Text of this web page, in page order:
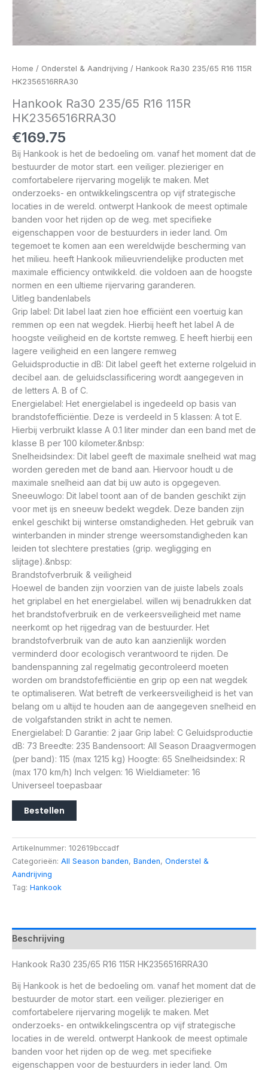
Home / Onderstel & Aandrijving / Hankook Ra30 235/65 R16 115R
HK2356516RRA30
Hankook Ra30 235/65 R16 115R
HK2356516RRA30
€169.75
Bij Hankook is het de bedoeling om. vanaf het moment dat de
bestuurder de motor start. een veiliger. plezieriger en
comfortabelere rijervaring mogelijk te maken. Met
onderzoeks- en ontwikkelingscentra op vijf strategische
locaties in de wereld. ontwerpt Hankook de meest optimale
banden voor het rijden op de weg. met specifieke
eigenschappen voor de bestuurders in ieder land. Om
tegemoet te komen aan een wereldwijde bescherming van
het milieu. heeft Hankook milieuvriendelijke producten met
maximale efficiency ontwikkeld. die voldoen aan de hoogste
normen en een ultieme rijervaring garanderen.
Uitleg bandenlabels
Grip label: Dit label laat zien hoe efficiënt een voertuig kan
remmen op een nat wegdek. Hierbij heeft het label A de
hoogste veiligheid en de kortste remweg. E heeft hierbij een
lagere veiligheid en een langere remweg
Geluidsproductie in dB: Dit label geeft het externe rolgeluid in
decibel aan. de geluidsclassificering wordt aangegeven in
de letters A. B of C.
Energielabel: Het energielabel is ingedeeld op basis van
brandstofefficiëntie. Deze is verdeeld in 5 klassen: A tot E.
Hierbij verbruikt klasse A 0.1 liter minder dan een band met de
klasse B per 100 kilometer.&nbsp:
Snelheidsindex: Dit label geeft de maximale snelheid wat mag
worden gereden met de band aan. Hiervoor houdt u de
maximale snelheid aan dat bij uw auto is opgegeven.
Sneeuwlogo: Dit label toont aan of de banden geschikt zijn
voor met ijs en sneeuw bedekt wegdek. Deze banden zijn
enkel geschikt bij winterse omstandigheden. Het gebruik van
winterbanden in minder strenge weersomstandigheden kan
leiden tot slechtere prestaties (grip. wegligging en
slijtage).&nbsp:
Brandstofverbruik & veiligheid
Hoewel de banden zijn voorzien van de juiste labels zoals
het griplabel en het energielabel. willen wij benadrukken dat
het brandstofverbruik en de verkeersveiligheid met name
neerkomt op het rijgedrag van de bestuurder. Het
brandstofverbruik van de auto kan aanzienlijk worden
verminderd door ecologisch verantwoord te rijden. De
bandenspanning zal regelmatig gecontroleerd moeten
worden om brandstofefficiëntie en grip op een nat wegdek
te optimaliseren. Wat betreft de verkeersveiligheid is het van
belang om u altijd te houden aan de aangegeven snelheid en
de volgafstanden strikt in acht te nemen.
Energielabel: D Garantie: 2 jaar Grip label: C Geluidsproductie
dB: 73 Breedte: 235 Bandensoort: All Season Draagvermogen
(per band): 115 (max 1215 kg) Hoogte: 65 Snelheidsindex: R
(max 170 km/h) Inch velgen: 16 Wieldiameter: 16
Universeel toepasbaar
Bestellen
Artikelnummer: 102619bccadf
Categorieën: All Season banden, Banden, Onderstel &
Aandrijving
Tag: Hankook
Beschrijving
Hankook Ra30 235/65 R16 115R HK2356516RRA30
Bij Hankook is het de bedoeling om. vanaf het moment dat de
bestuurder de motor start. een veiliger. plezieriger en
comfortabelere rijervaring mogelijk te maken. Met
onderzoeks- en ontwikkelingscentra op vijf strategische
locaties in de wereld. ontwerpt Hankook de meest optimale
banden voor het rijden op de weg. met specifieke
eigenschappen voor de bestuurders in ieder land. Om